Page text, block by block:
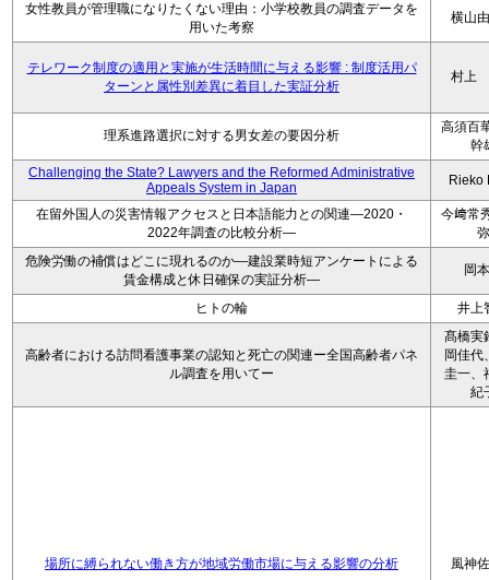
女性教員が管理職になりたくない理由：小学校教員の調査データを
用いた考察
横山
テレワーク制度の適用と実施が生活時間に与える影響 : 制度活用パ
ターンと属性別差異に着目した実証分析
村上
理系進路選択に対する男女差の要因分析
高須百
幹
Challenging the State? Lawyers and the Reformed Administrative
Appeals System in Japan
Rieko
在留外国人の災害情報アクセスと日本語能力との関連―2020・
2022年調査の比較分析―
今﨑常
弥
危険労働の補償はどこに現れるのか―建設業時短アンケートによる
賃金構成と休日確保の実証分析―
岡
ヒトの輪 井上
高齢者における訪問看護事業の認知と死亡の関連ー全国高齢者パネ
ル調査を用いてー
髙橋実
岡佳代
圭一、
紀
場所に縛られない働き方が地域労働市場に与える影響の分析 風神